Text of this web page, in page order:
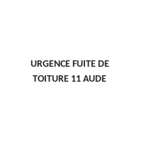
URGENCE FUITE DE
TOITURE 11 AUDE